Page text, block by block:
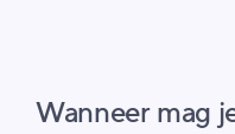
Wanneer mag